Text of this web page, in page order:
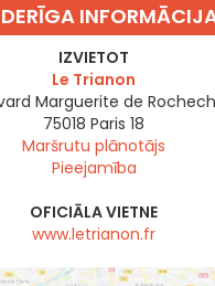
IZVIETOT
Le Trianon
Marguerite de
75018 Paris 18
Maršrutu plānotājs
Pieejamība
OFICIĀLA VIETNE
www.letrianon.fr